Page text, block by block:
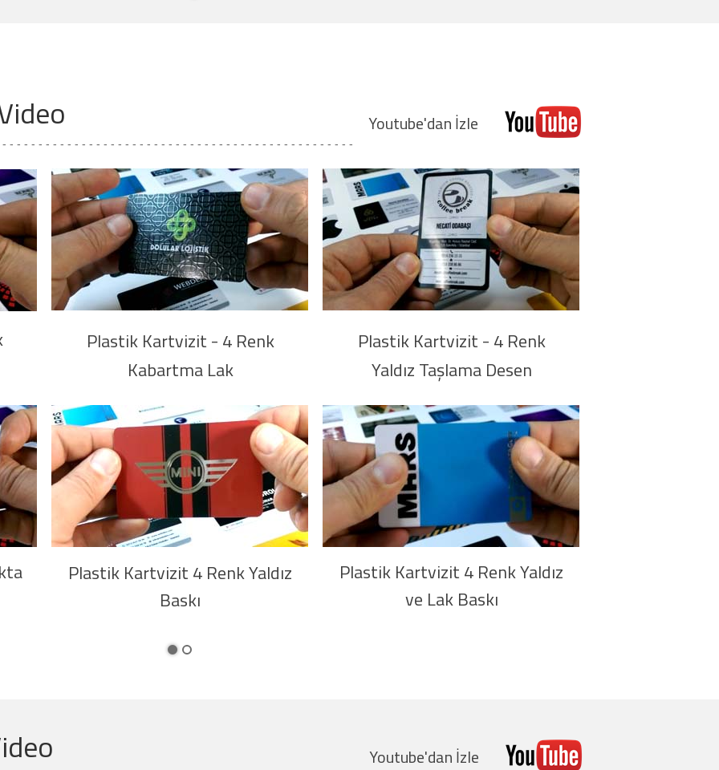
Plastik Kartvizit - 4 Renk
Yaldız Taşlama Desen
Plastik Kartvizit - 4 Renk
Kabartma Lak
- - - - - - - - - - - - - - - - - - - - - - - - - - - - - - - - - - - - - - - - - - - - - - - -
Plastik Kartvizit 4 Renk Yaldız
ve Lak Baskı
Plastik Kartvizit 4 Renk Yaldız
Baskı
Youtube'dan İzle
Youtube'dan İzle